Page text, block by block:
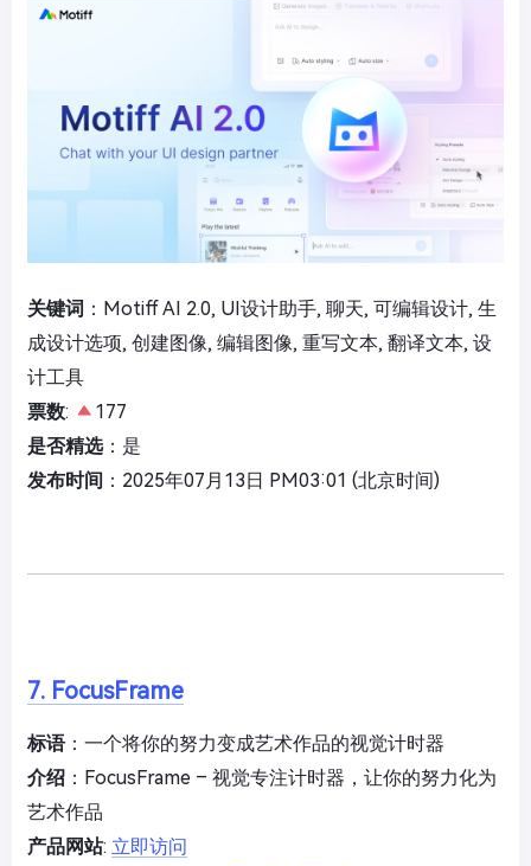
关键词 ：Motiff AI 2.0, UI设计助手, 聊天, 可编辑设计, 生
成设计选项, 创建图像, 编辑图像, 重写文本, 翻译文本, 设
计工具
票数:
177
是否精选：是
发布时间 ：2025年07月13日 PM03:01 (北京时间)
7. FocusFrame
标语：一个将你的努力变成艺术作品的视觉计时器
介绍 ：FocusFrame – 视觉专注计时器，让你的努力化为
艺术作品
产品网站: 立即访问